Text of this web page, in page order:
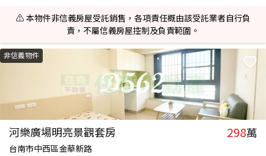
⚠️ 本物件非信義房屋受託銷售，各項責任概由該受託業者自行負
責，不屬信義房屋控制及負責範圍。
非信義物件
河樂廣場明亮景觀套房 298萬
台南市中西區金華新路